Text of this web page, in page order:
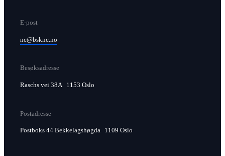
E-post
nc@bsknc.no
Besøksadresse
Raschs vei 38A 1153 Oslo
Postadresse
Postboks 44 Bekkelagshøgda 1109 Oslo